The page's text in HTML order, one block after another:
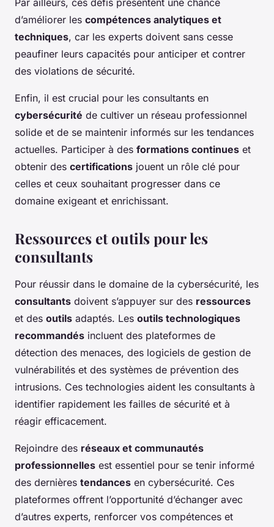
Par ailleurs, ces défis présentent une chance
d’améliorer les compétences analytiques et
techniques, car les experts doivent sans cesse
peaufiner leurs capacités pour anticiper et contrer
des violations de sécurité.
Enfin, il est crucial pour les consultants en
cybersécurité de cultiver un réseau professionnel
solide et de se maintenir informés sur les tendances
actuelles. Participer à des formations continues et
obtenir des certifications jouent un rôle clé pour
celles et ceux souhaitant progresser dans ce
domaine exigeant et enrichissant.
Ressources et outils pour les
consultants
Pour réussir dans le domaine de la cybersécurité, les
consultants doivent s’appuyer sur des ressources
et des outils adaptés. Les outils technologiques
recommandés incluent des plateformes de
détection des menaces, des logiciels de gestion de
vulnérabilités et des systèmes de prévention des
intrusions. Ces technologies aident les consultants à
identifier rapidement les failles de sécurité et à
réagir efficacement.
Rejoindre des réseaux et communautés
professionnelles est essentiel pour se tenir informé
des dernières tendances en cybersécurité. Ces
plateformes offrent l’opportunité d’échanger avec
d’autres experts, renforcer vos compétences et